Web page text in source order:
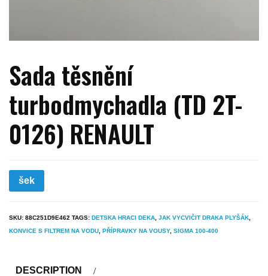
Sada těsnění
turbodmychadla (TD 2T-
0126) RENAULT
šek
SKU: 88C251D9E462 TAGS: DETSKA HRACI DEKA JAK VYCVIČIT DRAKA PLYŠÁK
KONVICE S FILTREM NA VODU PŘÍPRAVKY NA VOUSY, SIGMA 100-400
DESCRIPTION